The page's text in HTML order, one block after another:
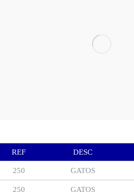
REF DESC
250 GATOS
250 GATOS